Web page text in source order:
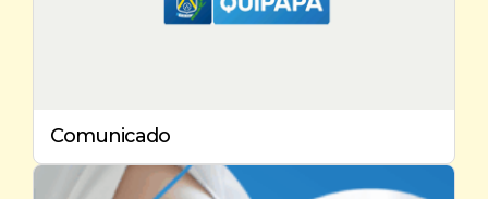
Comunicado